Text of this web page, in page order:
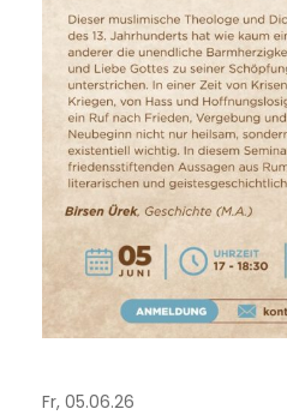
Fr, 05.06.26